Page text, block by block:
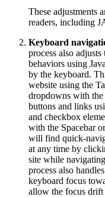
These adjustments
readers, including
Keyboard
process also
behaviors using
by the keyboard.
website using the
dropdowns with
buttons and links
and checkbox
with the Spacebar
will find quick-
at any time by
site while
process also
keyboard focus
allow the focus drift